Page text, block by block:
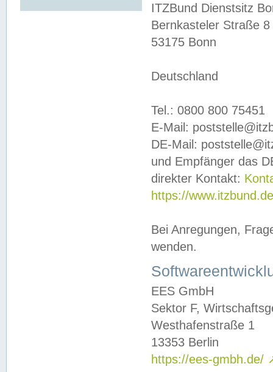
ITZBund Dienstsitz
Bernkasteler Straße 8
53175 Bonn
Deutschland
Tel.: 0800 800 75451
E-Mail:
DE-Mail:
und Empfänger das
direkter Kontakt:
https://
Bei Anregungen,
wenden.
EES GmbH
Sektor F,
Westhafenstraße 1
13353 Berlin
https://ees-gmbh.de/